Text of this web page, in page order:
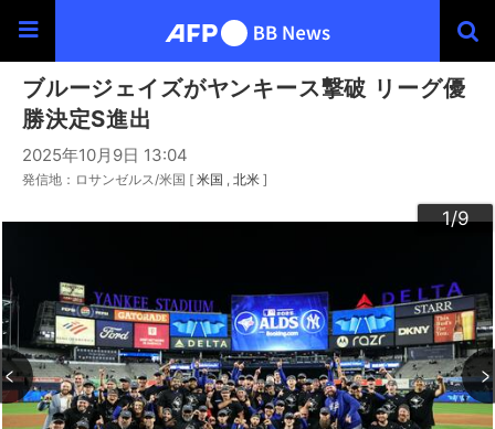
ブルージェイズがヤンキース撃破 リーグ優
勝決定S進出
2025年10月9日 13:04
発信地：ロサンゼルス/米国 [ 米国 北米 ]
1/9
2/9
3/9
4/9
5/9
6/9
7/9
8/9
9/9